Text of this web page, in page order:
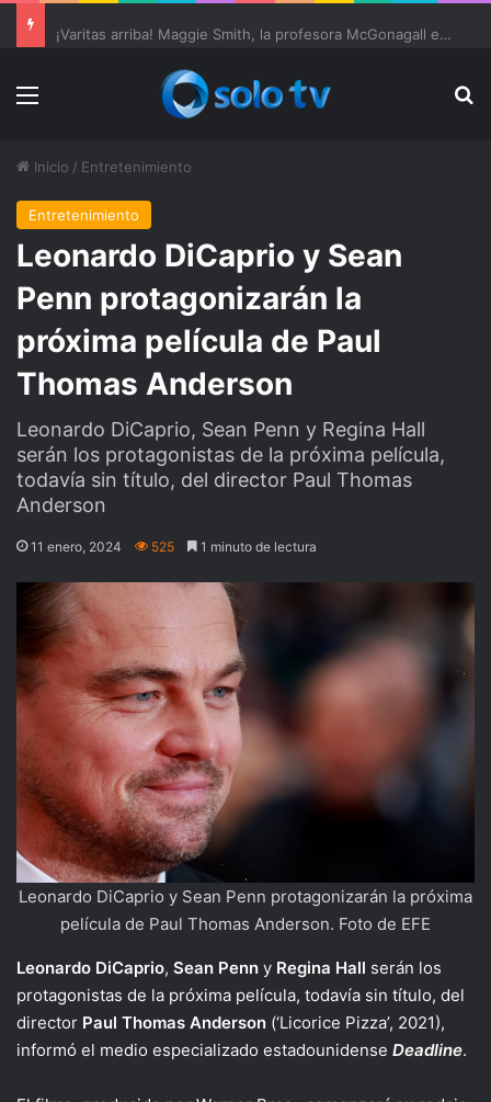
Menu
Inicio / Entretenimiento
Entretenimiento
Leonardo DiCaprio y Sean
Penn protagonizarán la
próxima película de Paul
Thomas Anderson
Leonardo DiCaprio, Sean Penn y Regina Hall
serán los protagonistas de la próxima película,
todavía sin título, del director Paul Thomas
Anderson
11 enero, 2024 525 1 minuto de lectura
Leonardo DiCaprio y Sean Penn protagonizarán la próxima
película de Paul Thomas Anderson. Foto de EFE
Leonardo DiCaprio, Sean Penn y Regina Hall serán los
protagonistas de la próxima película, todavía sin título, del
director Paul Thomas Anderson (‘Licorice Pizza’, 2021),
informó el medio especializado estadounidense Deadline.